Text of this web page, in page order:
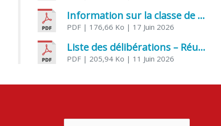
Information sur la classe de Très petite section à Saint Jean d’Angély
PDF | 176,66 Ko | 17 Juin 2026
Liste des délibérations – Réunion du Conseil municipal du 05 juin 2026
PDF | 205,94 Ko | 11 Juin 2026